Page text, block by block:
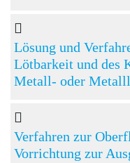
Lösung und
Lötbarkeit und des
Metall- oder
Verfahren zur
Vorrichtung zur